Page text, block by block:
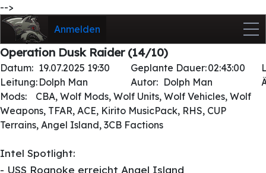
-->
Anmelden
Operation Dusk Raider (14/10)
Datum: 19.07.2025 19:30 Geplante Dauer:02:43:00
Leitung: Dolph Man Autor: Dolph Man
Mods:
CBA, Wolf Mods, Wolf Units, Wolf Vehicles, Wolf
Weapons, TFAR, ACE, Kirito MusicPack, RHS, CUP
Terrains, Angel Island, 3CB Factions
Intel Spotlight:
- USS Roanoke erreicht Angel Island